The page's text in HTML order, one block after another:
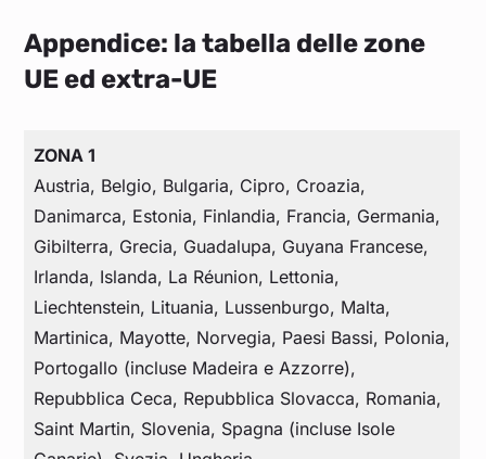
Appendice: la tabella delle zone
UE ed extra-UE
ZONA 1
Austria, Belgio, Bulgaria, Cipro, Croazia,
Danimarca, Estonia, Finlandia, Francia, Germania,
Gibilterra, Grecia, Guadalupa, Guyana Francese,
Irlanda, Islanda, La Réunion, Lettonia,
Liechtenstein, Lituania, Lussenburgo, Malta,
Martinica, Mayotte, Norvegia, Paesi Bassi, Polonia,
Portogallo (incluse Madeira e Azzorre),
Repubblica Ceca, Repubblica Slovacca, Romania,
Saint Martin, Slovenia, Spagna (incluse Isole